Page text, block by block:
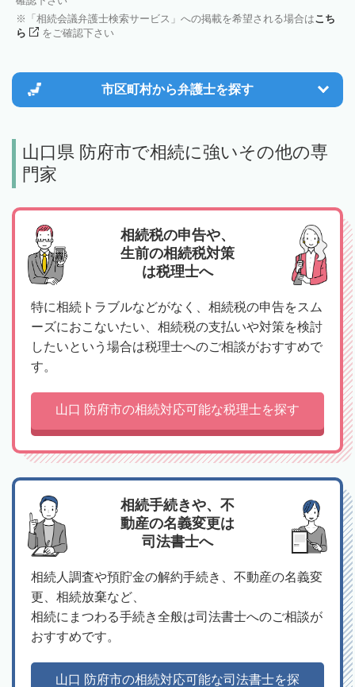
「相続会議弁護士検索サービス」への掲載を希望される場合はこち
ら
をご確認下さい
市区町村から弁護士を探す
山口県 防府市で相続に強いその他の専
門家
相続税の申告や、
生前の相続税対策
は税理士へ
特に相続トラブルなどがなく、相続税の申告をスム
ーズにおこないたい、相続税の支払いや対策を検討
したいという場合は税理士へのご相談がおすすめで
す。
山口 防府市の相続対応可能な税理士を探す
相続手続きや、不
動産の名義変更は
司法書士へ
相続人調査や預貯金の解約手続き、不動産の名義変
更、相続放棄など、
相続にまつわる手続き全般は司法書士へのご相談が
おすすめです。
山口 防府市の相続対応可能な司法書士を探